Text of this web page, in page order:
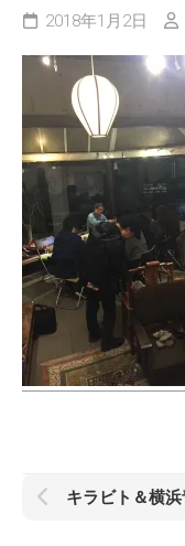
2018年1月2日
キラビト＆横